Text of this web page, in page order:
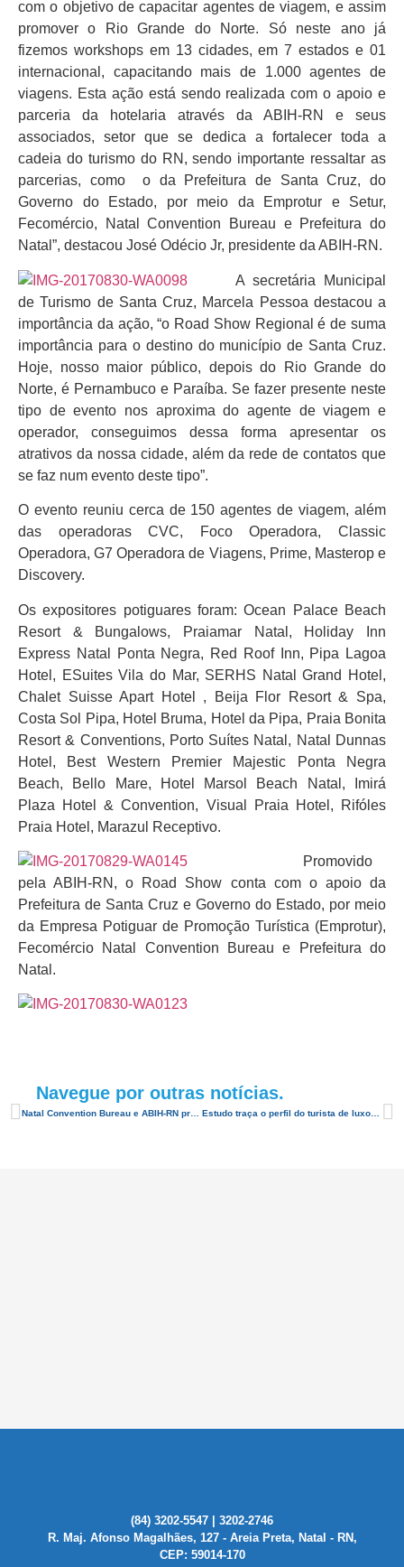
com o objetivo de capacitar agentes de viagem, e assim
promover o Rio Grande do Norte. Só neste ano já
fizemos workshops em 13 cidades, em 7 estados e 01
internacional, capacitando mais de 1.000 agentes de
viagens. Esta ação está sendo realizada com o apoio e
parceria da hotelaria através da ABIH-RN e seus
associados, setor que se dedica a fortalecer toda a
cadeia do turismo do RN, sendo importante ressaltar as
parcerias, como o da Prefeitura de Santa Cruz, do
Governo do Estado, por meio da Emprotur e Setur,
Fecomércio, Natal Convention Bureau e Prefeitura do
Natal”, destacou José Odécio Jr, presidente da ABIH-RN.
A secretária Municipal
de Turismo de Santa Cruz, Marcela Pessoa destacou a
importância da ação, “o Road Show Regional é de suma
importância para o destino do município de Santa Cruz.
Hoje, nosso maior público, depois do Rio Grande do
Norte, é Pernambuco e Paraíba. Se fazer presente neste
tipo de evento nos aproxima do agente de viagem e
operador, conseguimos dessa forma apresentar os
atrativos da nossa cidade, além da rede de contatos que
se faz num evento deste tipo”.
O evento reuniu cerca de 150 agentes de viagem, além
das operadoras CVC, Foco Operadora, Classic
Operadora, G7 Operadora de Viagens, Prime, Masterop e
Discovery.
Os expositores potiguares foram: Ocean Palace Beach
Resort & Bungalows, Praiamar Natal, Holiday Inn
Express Natal Ponta Negra, Red Roof Inn, Pipa Lagoa
Hotel, ESuites Vila do Mar, SERHS Natal Grand Hotel,
Chalet Suisse Apart Hotel , Beija Flor Resort & Spa,
Costa Sol Pipa, Hotel Bruma, Hotel da Pipa, Praia Bonita
Resort & Conventions, Porto Suítes Natal, Natal Dunnas
Hotel, Best Western Premier Majestic Ponta Negra
Beach, Bello Mare, Hotel Marsol Beach Natal, Imirá
Plaza Hotel & Convention, Visual Praia Hotel, Rifóles
Praia Hotel, Marazul Receptivo.
Promovido
pela ABIH-RN, o Road Show conta com o apoio da
Prefeitura de Santa Cruz e Governo do Estado, por meio
da Empresa Potiguar de Promoção Turística (Emprotur),
Fecomércio Natal Convention Bureau e Prefeitura do
Natal.
Navegue por outras notícias.
Estudo traça o perfil do turista de luxo no Brasil
(84) 3202-5547 | 3202-2746
R. Maj. Afonso Magalhães, 127 - Areia Preta, Natal - RN,
CEP: 59014-170